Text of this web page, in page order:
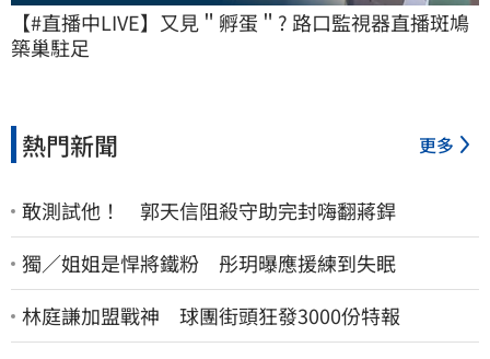
【#直播中LIVE】又見＂孵蛋＂? 路口監視器直播斑鳩
築巢駐足
熱門新聞 更多
敢測試他！ 郭天信阻殺守助完封嗨翻蔣銲
獨／姐姐是悍將鐵粉 彤玥曝應援練到失眠
林庭謙加盟戰神 球團街頭狂發3000份特報